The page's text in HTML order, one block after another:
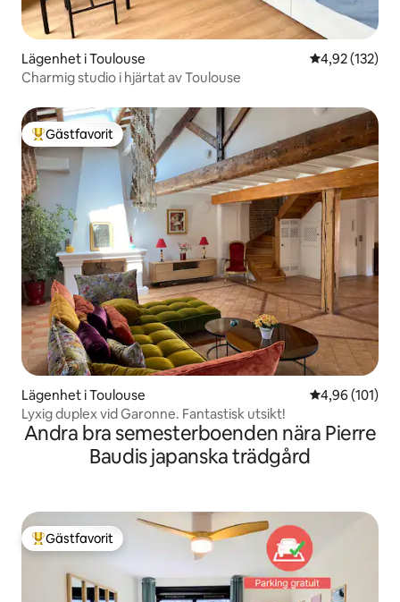
Lägenhet i Toulouse 4,92 av 5 i
4,92 (132)
Charmig studio i hjärtat av Toulouse
Populär gästfavorit
Gästfavorit
Lägenhet i Toulouse 4,96 av 5 i
4,96 (101)
Lyxig duplex vid Garonne. Fantastisk utsikt!
Andra bra semesterboenden nära Pierre
Baudis japanska trädgård
Populär gästfavorit
Gästfavorit